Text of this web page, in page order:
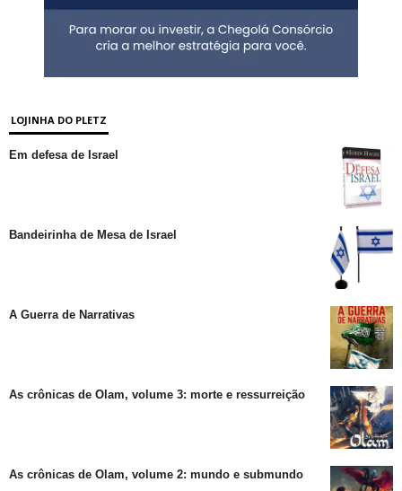
LOJINHA DO PLETZ
Em defesa de Israel
Bandeirinha de Mesa de Israel
A Guerra de Narrativas
As crônicas de Olam, volume 3: morte e ressurreição
As crônicas de Olam, volume 2: mundo e submundo